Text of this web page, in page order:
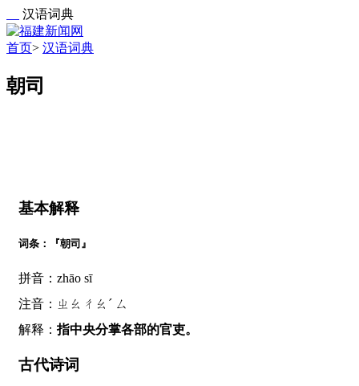
汉语词典
首页> 汉语词典
朝司
基本解释
词条：『朝司』
拼音：zhāo sī
注音：ㄓㄠㄔㄠˊ ㄙ
解释：指中央分掌各部的官吏。
古代诗词